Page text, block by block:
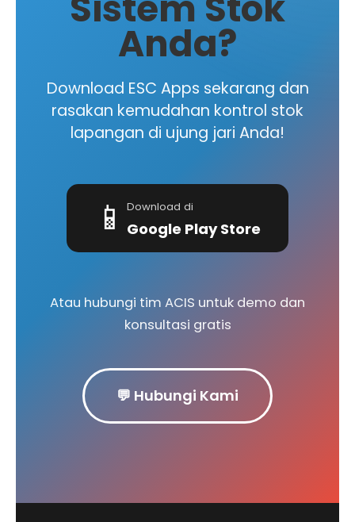
Anda?
Download ESC Apps sekarang dan
rasakan kemudahan kontrol stok
lapangan di ujung jari Anda!
📱 Download di
Google Play Store
Atau hubungi tim ACIS untuk demo dan
konsultasi gratis
💬 Hubungi Kami